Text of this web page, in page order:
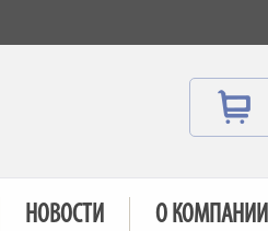
НОВОСТИ О КОМПАНИИ